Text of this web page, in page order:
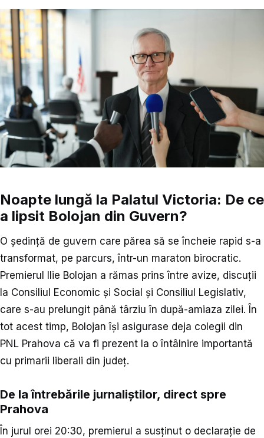
Noapte lungă la Palatul Victoria: De ce
a lipsit Bolojan din Guvern?
O ședință de guvern care părea să se încheie rapid s-a
transformat, pe parcurs, într-un maraton birocratic.
Premierul Ilie Bolojan a rămas prins între avize, discuții
la Consiliul Economic și Social și Consiliul Legislativ,
care s-au prelungit până târziu în după-amiaza zilei. În
tot acest timp, Bolojan își asigurase deja colegii din
PNL Prahova că va fi prezent la o întâlnire importantă
cu primarii liberali din județ.
De la întrebările jurnaliștilor, direct spre
Prahova
În jurul orei 20:30, premierul a susținut o declarație de